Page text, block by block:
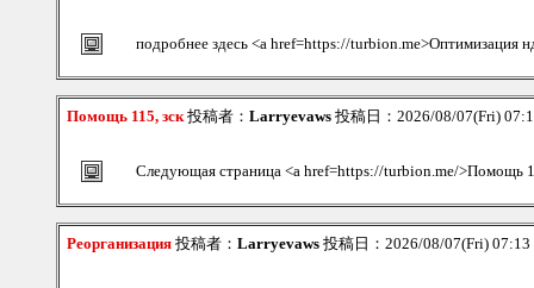
подробнее здесь <a href=https://turbion.me>Оптимизация
Помощь 115, зск投稿者： Larryevaws 投稿日：2026/08/07(Fri)
Следующая страница <a href=https://turbion.me/>Помощь
Реорганизация 投稿者： Larryevaws 投稿日：2026/08/07(Fri)